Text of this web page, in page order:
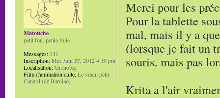
Merci pour les
Pour la tablette
mal, mais il y a
(lorsque je fait un
souris, mais pas
Krita a l'air
Matouche
petit fou, petite folle
Messages: 131
Inscription:Mer Juin 27, 2012 4:19 pm
Localisation:Grenoble
Film d'animation culte:Le vilain petit
Canard (de Bardine)